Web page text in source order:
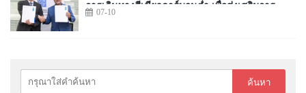
การเดินทางสีเขียวคาร์บอนต่ำ เพื่อส่งเสริมการ
07-10